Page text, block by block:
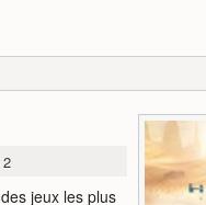
2
jeux les plus